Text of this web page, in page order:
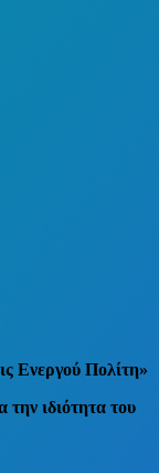
Ενεργού Πολίτη»
την ιδιότητα του